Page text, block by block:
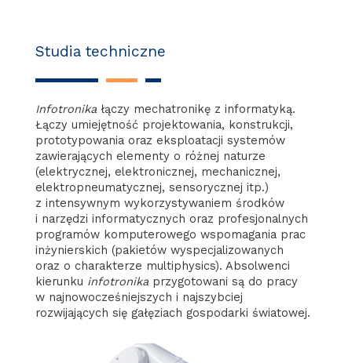
Studia techniczne
Infotronikałączy mechatronikę z informatyką.
Łączy umiejętność projektowania, konstrukcji,
prototypowania oraz eksploatacji systemów
zawierających elementy o różnej naturze
(elektrycznej, elektronicznej, mechanicznej,
elektropneumatycznej, sensorycznej itp.)
z intensywnym wykorzystywaniem środków
i narzędzi informatycznych oraz profesjonalnych
programów komputerowego wspomagania prac
inżynierskich (pakietów wyspecjalizowanych
oraz o charakterze multiphysics). Absolwenci
kierunku infotronikaprzygotowani są do pracy
w najnowocześniejszych i najszybciej
rozwijających się gałęziach gospodarki światowej.